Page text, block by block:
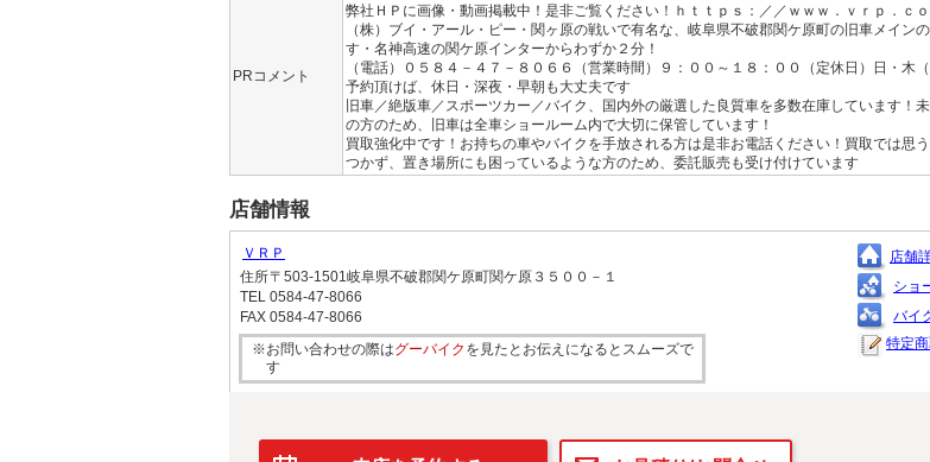
PRコメント
弊社ＨＰに画像・動画掲載中！是非ご覧ください！ｈｔｔｐｓ：／／ｗｗｗ．ｖｒｐ．ｃ
（株）ブイ・アール・ピー・関ヶ原の戦いで有名な、岐阜県不破郡関ケ原町の旧車メイン
す・名神高速の関ケ原インターからわずか２分！
（電話）０５８４－４７－８０６６（営業時間）９：００～１８：００（定休日）日・木
予約頂けば、休日・深夜・早朝も大丈夫です
旧車／絶版車／スポーツカー／バイク、国内外の厳選した良質車を多数在庫しています！
の方のため、旧車は全車ショールーム内で大切に保管しています！
買取強化中です！お持ちの車やバイクを手放される方は是非お電話ください！買取では思
つかず、置き場所にも困っているような方のため、委託販売も受け付けています
店舗情報
ＶＲＰ
住所〒503-1501岐阜県不破郡関ケ原町関ケ原３５００－１
TEL 0584-47-8066
FAX 0584-47-8066
※お問い合わせの際はグーバイク を見たとお伝えになるとスムーズで
す
店舗
ショ
バイ
特定